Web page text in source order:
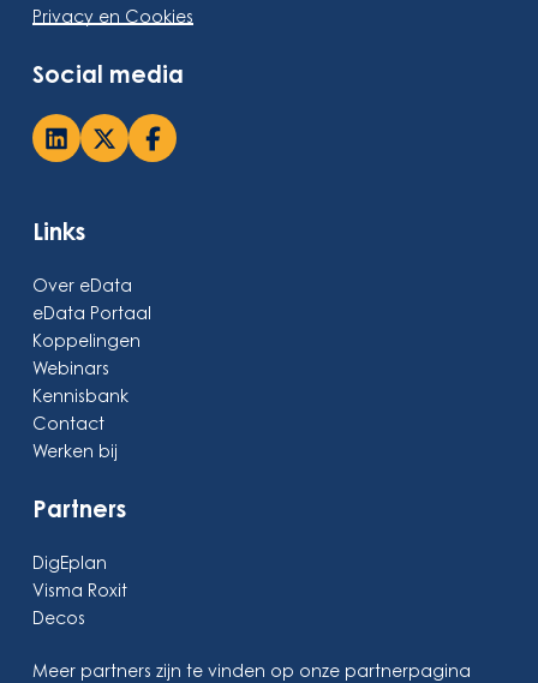
Privacy en Cookies
Social media
Links
Over eData
eData Portaal
Koppelingen
Webinars
Kennisbank
Contact
Werken bij
Partners
DigEplan
Visma Roxit
Decos
Meer partners zijn te vinden op onze partnerpagina